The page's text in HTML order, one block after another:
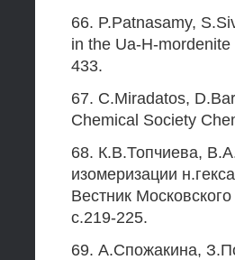
66. P.Patnasamy,
in the Ua-H-
433.
67. C.Miradatos,
Chemical Society
68. К.В.Топчиева,
изомеризации
Вестник
с.219-225.
69. А.Спожакина,